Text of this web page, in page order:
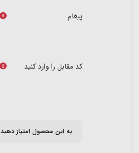
پیغام
کد مقابل را وارد کنید
به این محصول امتیاز دهید